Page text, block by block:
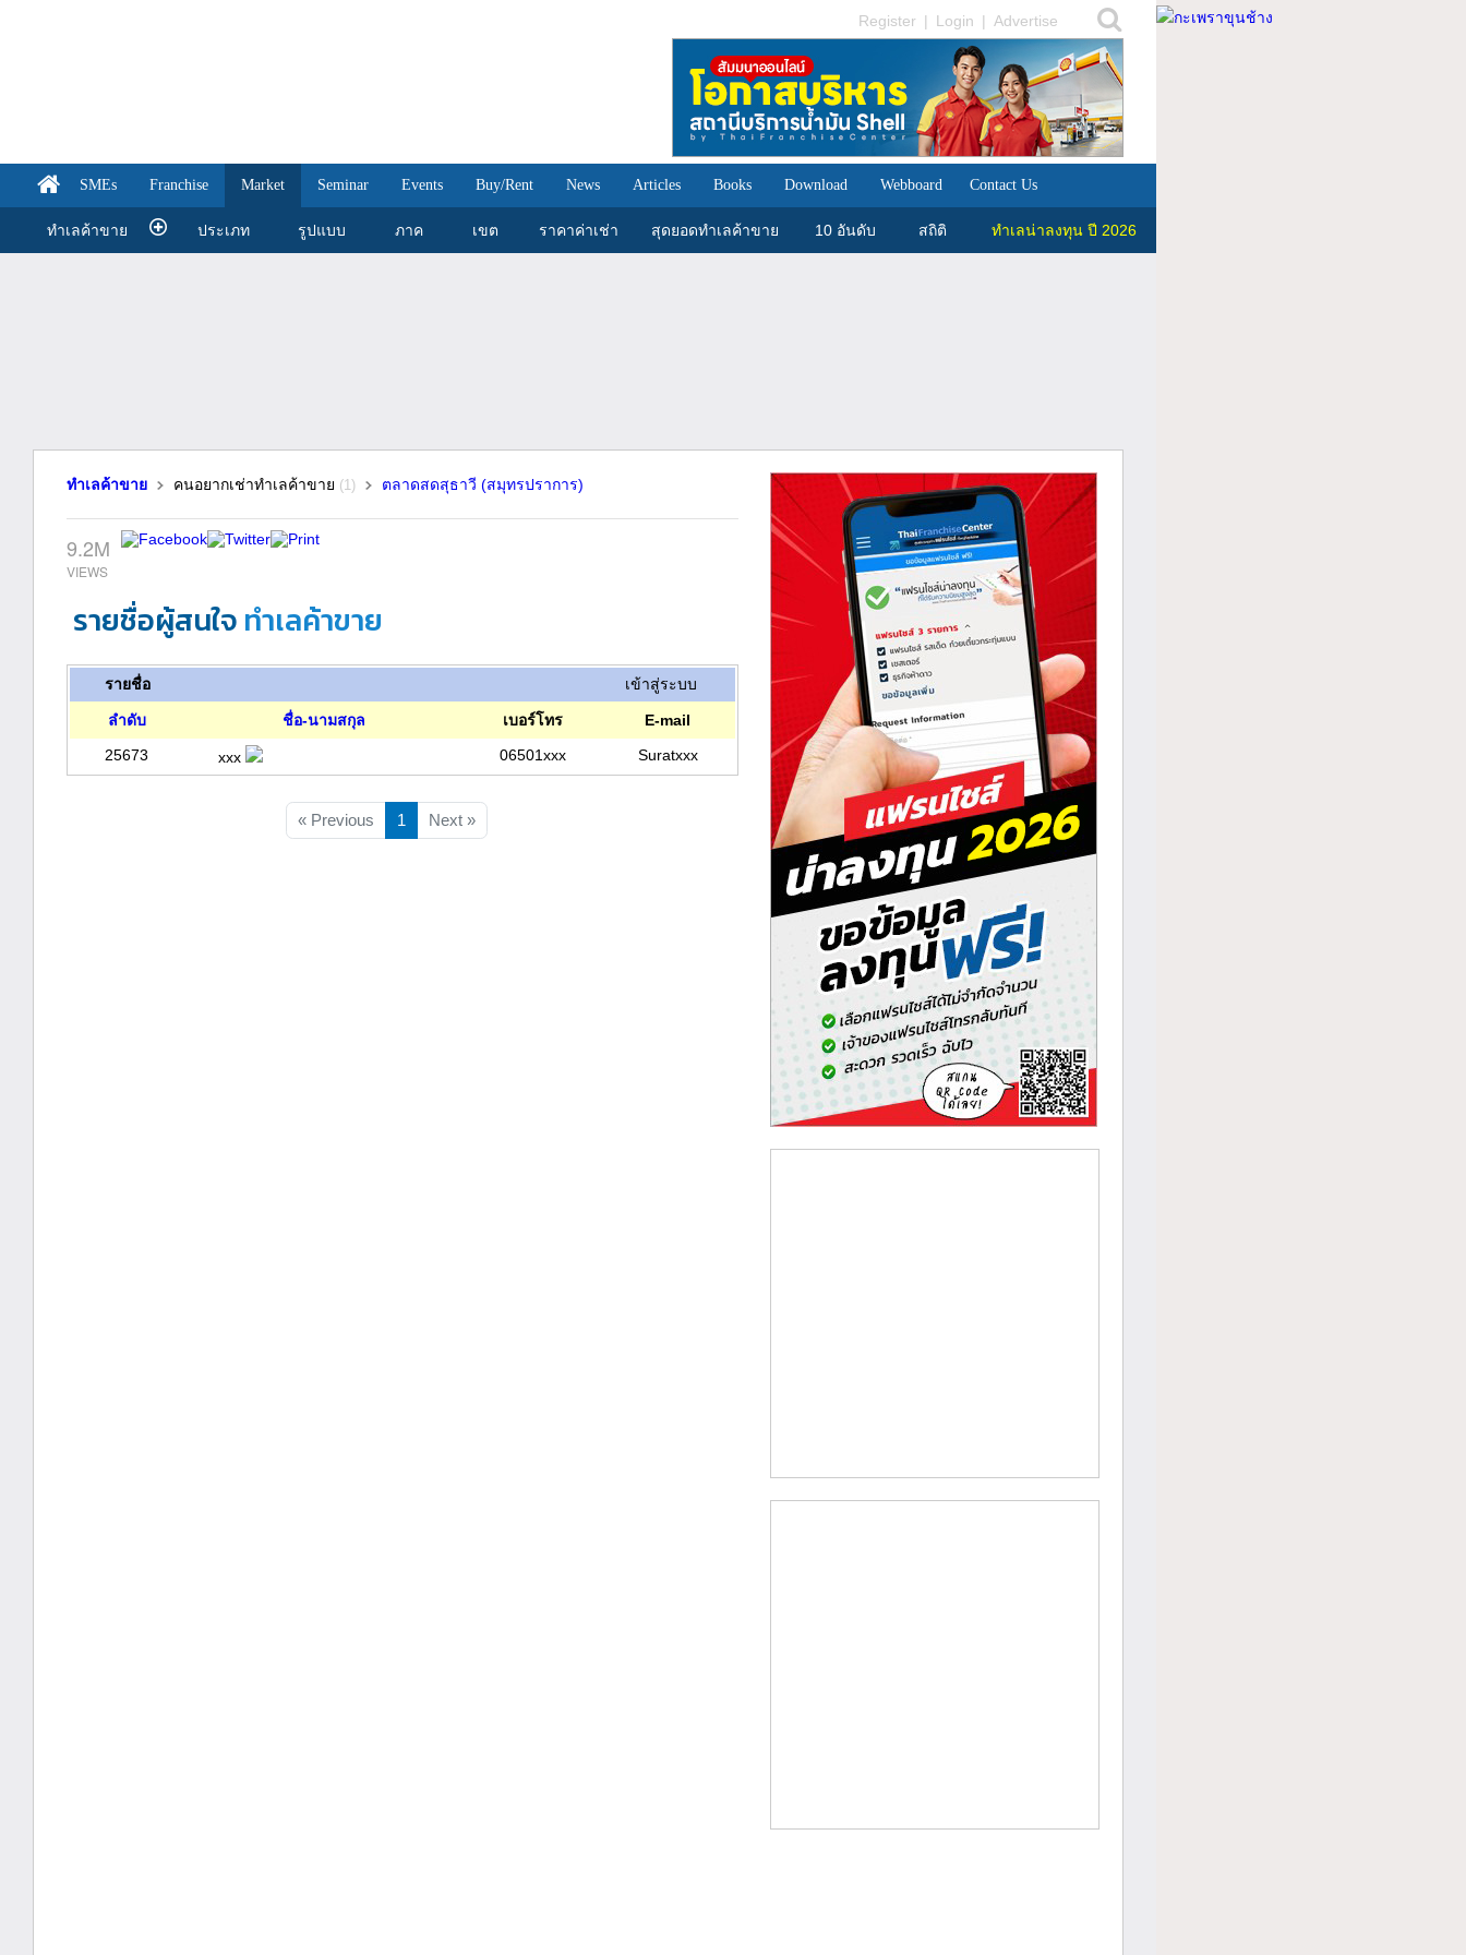
Register | Login | Advertise
SMEs Franchise Market Seminar Events Buy/Rent News Articles Books Download Webboard Contact Us
ทำเลค้าขาย ประเภท รูปแบบ ภาค เขต ราคาค่าเช่า สุดยอดทำเลค้าขาย 10 อันดับ สถิติ ทำเลน่าลงทุน ปี 2026
ทำเลค้าขาย คนอยากเช่าทำเลค้าขาย (1) ตลาดสดสุธาวี (สมุทรปราการ)
9.2M
รายชื่อผู้สนใจทำเลค้าขาย
รายชื่อ เข้าสู่ระบบ
ลำดับ ชื่อ-นามสกุล เบอร์โทร
E-mail
25673
xxx 06501xxx Suratxxx
« Previous 1 Next »